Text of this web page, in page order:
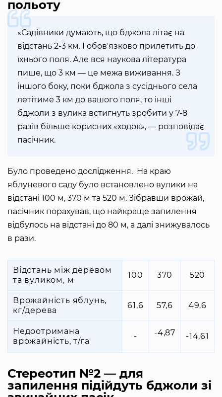
польоту
«Садівники думають, що бджола літає на
відстань 2-3 км. І обовʼязково прилетить до
їхнього поля. Але вся наукова література
пише, що 3 км — це межа виживання. З
іншого боку, поки бджола з сусіднього села
летітиме 3 км до вашого поля, то інші
бджоли з вулика встигнуть зробити у 7-8
разів більше корисних «ходок», — розповідає
пасічник.
Було проведено дослідження. На краю
яблуневого саду було встановлено вулики на
відстані 100 м, 370 м та 520 м. Зібравши врожай,
пасічник порахував, що найкраще запилення
відбулось на відстані до 80 м, а далі знижувалось
в рази.
Відстань між деревом
та вуликом, м
100 370 520
Врожайність яблунь,
кг/дерева
61,6 57,6 49,6
Недоотримана
врожайність, т/га
- -4,87 -14,61
Стереотип №2 — для
запилення підійдуть бджоли зі